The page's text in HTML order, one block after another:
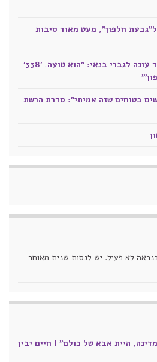
ל"גבעת חלפון", מעט מאוד סיבות
פתטי? הכותב אילן רוזנפלד עונה לגברי בנאי: "הוא טועה. '338'
בטוחים שזה אמיתי": סדרת הרשת
לא פעיל. יש לנסות שנית מאוחר
היית אבא של כולם" | חיים יבין